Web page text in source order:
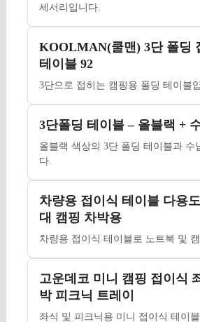
세서리입니다.
KOOLMAN(쿨맨) 3단 폴딩
테이블 92
3단으로 접히는 캠핑용 폴딩 테이블
3단폴딩 테이블 – 올블랙 +
올블랙 색상의 3단 폴딩 테이블과 수
다.
차량용 접이식 테이블 다용
대 캠핑 차박용
차량용 접이식 테이블로 노트북 및
고운데코 미니 캠핑 접이식
박 피크닉 트레이
좌식 및 피크닉용 미니 접이식 테이블